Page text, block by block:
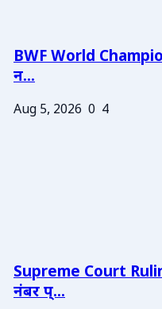
BWF World
न...
Aug 5, 2026 0 4
Supreme Court
नंबर प्...